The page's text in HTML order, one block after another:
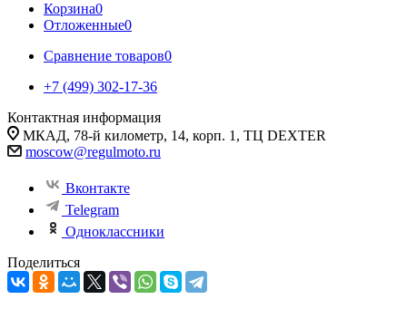
Корзина0
Отложенные0
Сравнение товаров0
+7 (499) 302-17-36
Контактная информация
МКАД, 78-й километр, 14, корп. 1, ТЦ DEXTER
moscow@regulmoto.ru
Вконтакте
Telegram
Одноклассники
Поделиться